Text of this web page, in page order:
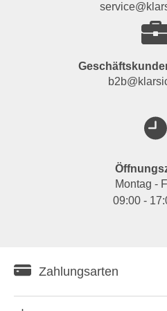
Montag -
09:00 -
Zahlungsarten